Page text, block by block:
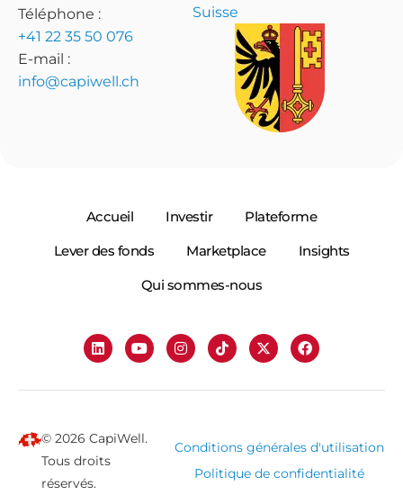
Téléphone :
+41 22 35 50 076
E-mail :
info@capiwell.ch
Suisse
Accueil Investir
Plateforme
Lever des fonds
Marketplace
Insights
Qui sommes-nous
© 2026 CapiWell.
Tous droits
réservés.
Conditions générales d'utilisation
Politique de confidentialité